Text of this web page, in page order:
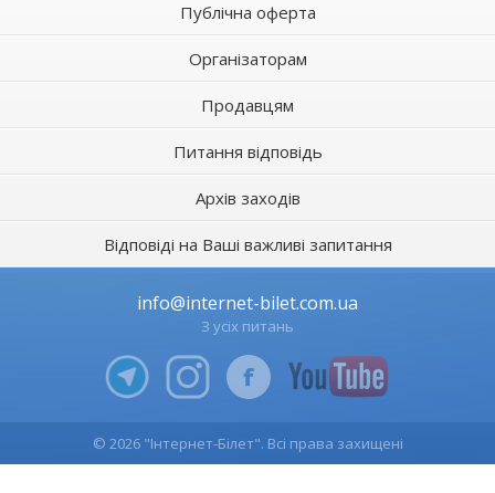
Публічна оферта
Організаторам
Продавцям
Питання відповідь
Архів заходів
Відповіді на Ваші важливі запитання
info@internet-bilet.com.ua
З усіх питань
© 2026 "Інтернет-Білет". Всі права захищені